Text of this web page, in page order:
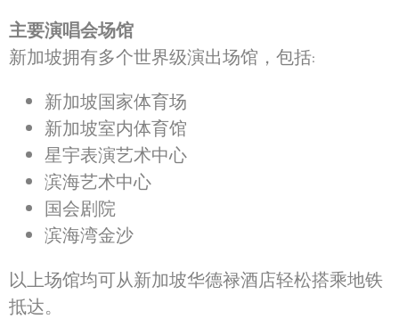
确认选择
主要演唱会场馆
新加坡拥有多个世界级演出场馆，包括:
新加坡国家体育场
新加坡室内体育馆
星宇表演艺术中心
滨海艺术中心
国会剧院
滨海湾金沙
以上场馆均可从新加坡华德禄酒店轻松搭乘地铁
抵达。